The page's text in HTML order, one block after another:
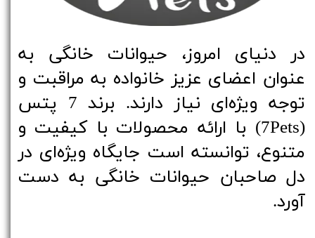
در دنیای امروز، حیوانات خانگی به
عنوان اعضای عزیز خانواده به مراقبت و
توجه ویژه‌ای نیاز دارند. برند 7 پتس
(7Pets) با ارائه محصولات با کیفیت و
متنوع، توانسته است جایگاه ویژه‌ای در
دل صاحبان حیوانات خانگی به دست
آورد.